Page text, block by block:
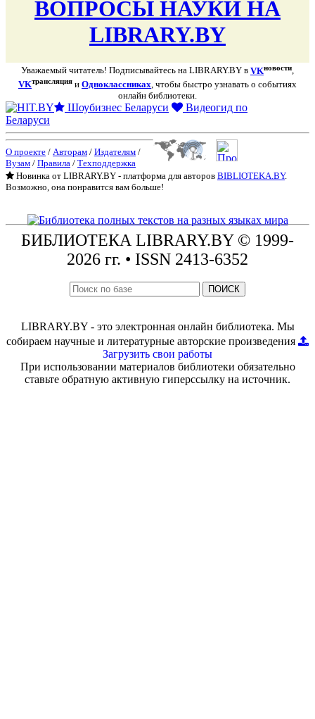
ВОПРОСЫ НАУКИ НА
LIBRARY.BY
Уважаемый читатель! Подписывайтесь на LIBRARY.BY в VKновости,
VKтрансляция и Одноклассниках , чтобы быстро узнавать о событиях
онлайн библиотеки.
Шоубизнес Беларуси
Видеогид по
Беларуси
О проекте / Авторам / Издателям /
Вузам / Правила / Техподдержка
Новинка от LIBRARY.BY - платформа для авторов BIBLIOTEKA.BY.
Возможно, она понравится вам больше!
БИБЛИОТЕКА LIBRARY.BY © 1999-
2026 гг. • ISSN 2413-6352
ПОИСК
LIBRARY.BY - это электронная онлайн библиотека. Мы
собираем научные и литературные авторские произведения
Загрузить свои работы
При использовании материалов библиотеки обязательно
ставьте обратную активную гиперссылку на источник.